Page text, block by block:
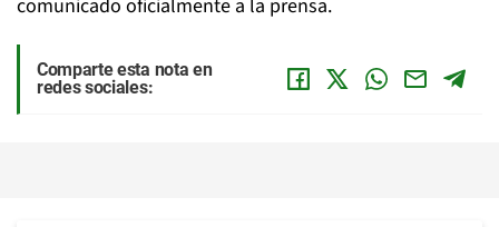
comunicado oficialmente a la prensa.
Comparte esta nota en
redes sociales: